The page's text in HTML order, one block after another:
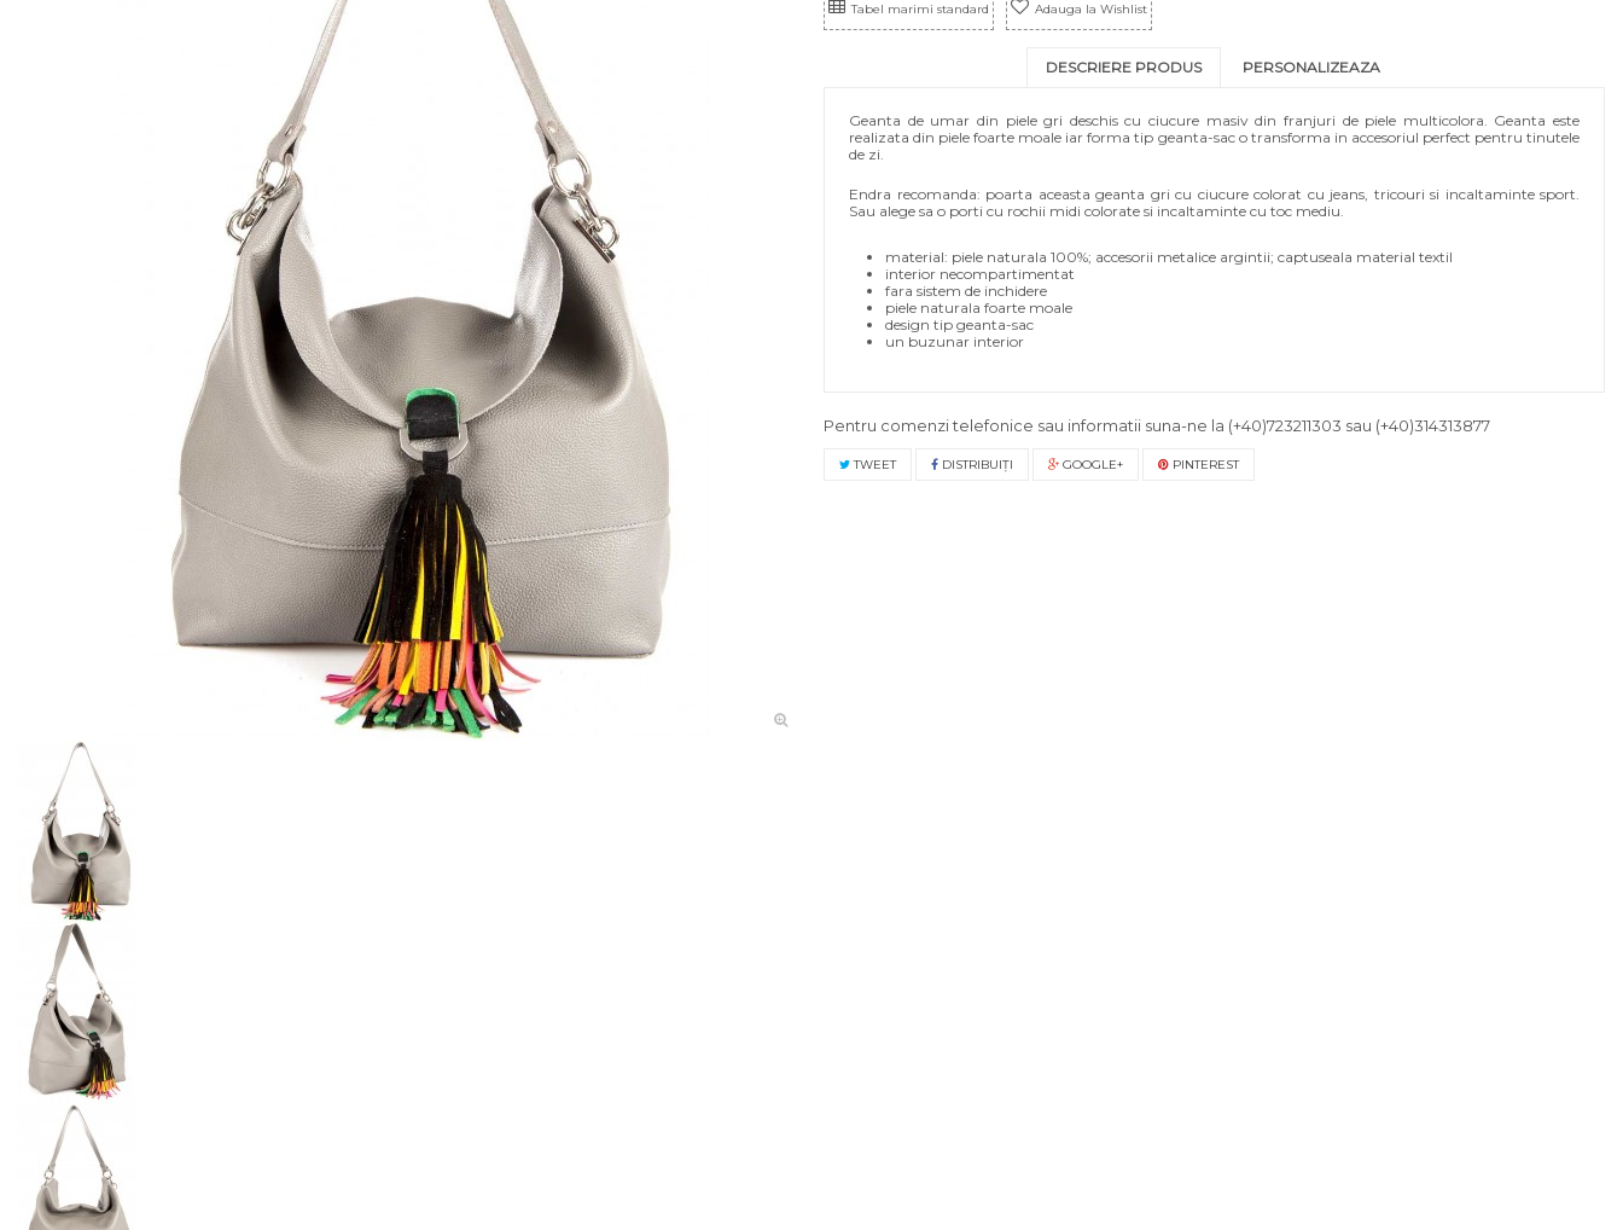
Tabel marimi standard Adauga la Wishlist
DESCRIERE PRODUS PERSONALIZEAZA
Geanta de umar din piele gri deschis cu ciucure masiv din franjuri de piele multicolora. Geanta este
realizata din piele foarte moale iar forma tip geanta-sac o transforma in accesoriul perfect pentru tinutele
de zi.
Endra recomanda: poarta aceasta geanta gri cu ciucure colorat cu jeans, tricouri si incaltaminte sport.
Sau alege sa o porti cu rochii midi colorate si incaltaminte cu toc mediu.
material: piele naturala 100%; accesorii metalice argintii; captuseala material textil
interior necompartimentat
fara sistem de inchidere
piele naturala foarte moale
design tip geanta-sac
un buzunar interior
Pentru comenzi telefonice sau informatii suna-ne la (+40)723211303 sau (+40)314313877
TWEET DISTRIBUIŢI GOOGLE+ PINTEREST